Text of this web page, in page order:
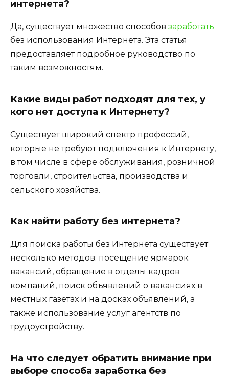
интернета?
Да, существует множество способов заработать
без использования Интернета. Эта статья
предоставляет подробное руководство по
таким возможностям.
Какие виды работ подходят для тех, у
кого нет доступа к Интернету?
Существует широкий спектр профессий,
которые не требуют подключения к Интернету,
в том числе в сфере обслуживания, розничной
торговли, строительства, производства и
сельского хозяйства.
Как найти работу без интернета?
Для поиска работы без Интернета существует
несколько методов: посещение ярмарок
вакансий, обращение в отделы кадров
компаний, поиск объявлений о вакансиях в
местных газетах и на досках объявлений, а
также использование услуг агентств по
трудоустройству.
На что следует обратить внимание при
выборе способа заработка без